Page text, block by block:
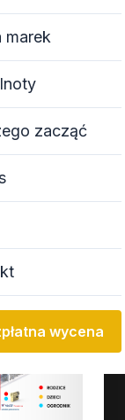
marek
zacząć
wycena